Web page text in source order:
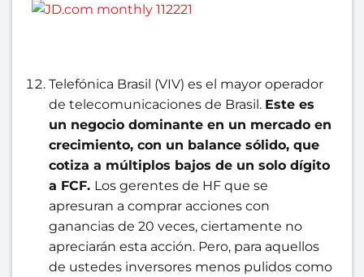
Telefónica Brasil (VIV) es el mayor operador
de telecomunicaciones de Brasil. Este es
un negocio dominante en un mercado en
crecimiento, con un balance sólido, que
cotiza a múltiplos bajos de un solo dígito
a FCF. Los gerentes de HF que se
apresuran a comprar acciones con
ganancias de 20 veces, ciertamente no
apreciarán esta acción. Pero, para aquellos
de ustedes inversores menos pulidos como